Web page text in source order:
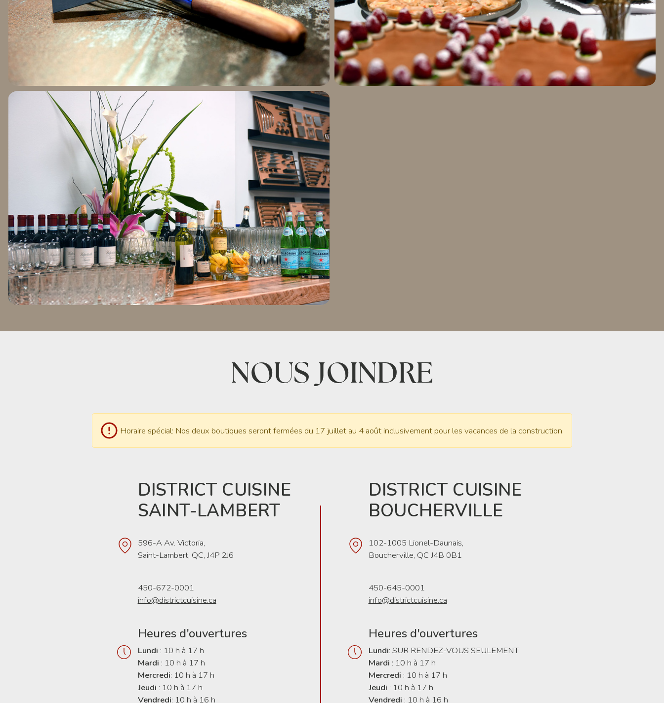
NOUS JOINDRE
Horaire spécial: Nos deux boutiques seront fermées du 17 juillet au 4 août inclusivement pour les vacances de la construction.
DISTRICT CUISINE
SAINT-LAMBERT
596-A Av. Victoria,
Saint-Lambert, QC, J4P 2J6
450-672-0001
info@districtcuisine.ca
Heures d'ouvertures
Lundi : 10 h à 17 h
Mardi : 10 h à 17 h
Mercredi: 10 h à 17 h
Jeudi : 10 h à 17 h
Vendredi: 10 h à 16 h
DISTRICT CUISINE
BOUCHERVILLE
102-1005 Lionel-Daunais,
Boucherville, QC J4B 0B1
450-645-0001
info@districtcuisine.ca
Heures d'ouvertures
Lundi: SUR RENDEZ-VOUS SEULEMENT
Mardi : 10 h à 17 h
Mercredi : 10 h à 17 h
Jeudi : 10 h à 17 h
Vendredi : 10 h à 16 h